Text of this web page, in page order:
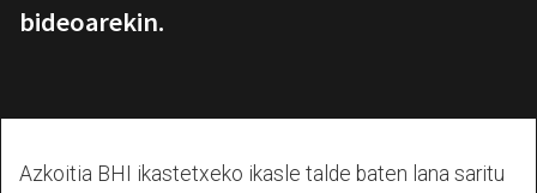
bideoarekin.
Azkoitia BHI ikastetxeko ikasle talde baten lana saritu